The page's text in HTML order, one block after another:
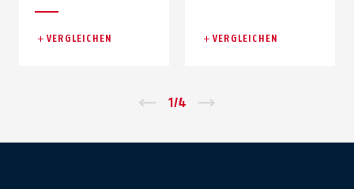
VERGLEICHEN VERGLEICHEN
Zurück
1/4